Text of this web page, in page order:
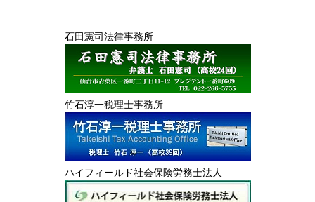
石田憲司法律事務所
竹石淳一税理士事務所
ハイフィールド社会保険労務士法人